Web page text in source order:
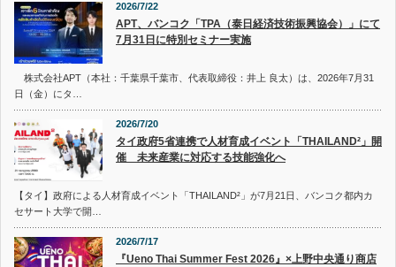
2026/7/22
APT、バンコク「TPA（泰日経済技術振興協会）」にて
7月31日に特別セミナー実施
株式会社APT（本社：千葉県千葉市、代表取締役：井上 良太）は、2026年7月31
日（金）にタ…
2026/7/20
タイ政府5省連携で人材育成イベント「THAILAND²」開
催 未来産業に対応する技能強化へ
【タイ】政府による人材育成イベント「THAILAND²」が7月21日、バンコク都内カ
セサート大学で開…
2026/7/17
『Ueno Thai Summer Fest 2026』×上野中央通り商店